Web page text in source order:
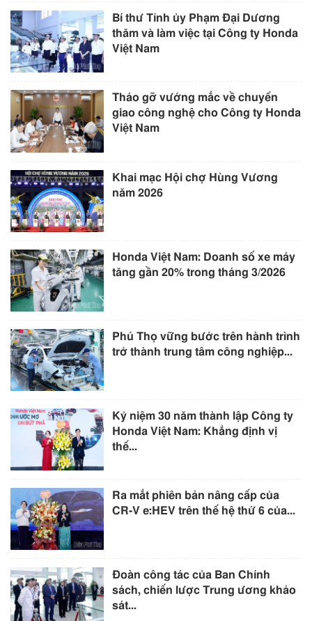
Bí thư Tỉnh ủy Phạm Đại Dương
thăm và làm việc tại Công ty Honda
Việt Nam
Tháo gỡ vướng mắc về chuyển
giao công nghệ cho Công ty Honda
Việt Nam
Khai mạc Hội chợ Hùng Vương
năm 2026
Honda Việt Nam: Doanh số xe máy
tăng gần 20% trong tháng 3/2026
Phú Thọ vững bước trên hành trình
trở thành trung tâm công nghiệp...
Kỷ niệm 30 năm thành lập Công ty
Honda Việt Nam: Khẳng định vị
thế...
Ra mắt phiên bản nâng cấp của
CR-V e:HEV trên thế hệ thứ 6 của...
Đoàn công tác của Ban Chính
sách, chiến lược Trung ương khảo
sát...